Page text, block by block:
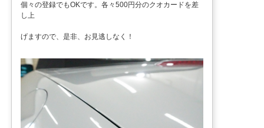
個々の登録でもOKです。各々500円分のクオカードを差
し上
げますので、是非、お見逃しなく！